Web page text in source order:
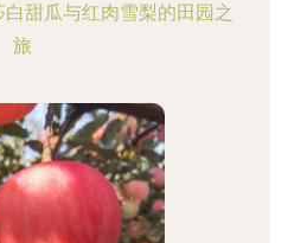
甜瓜与红肉雪梨的田园之
旅